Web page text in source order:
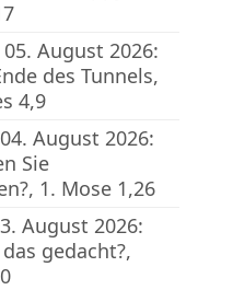
August 2026:
des Tunnels,
4,9
August 2026:
Sie
1. Mose 1,26
August 2026:
gedacht?,